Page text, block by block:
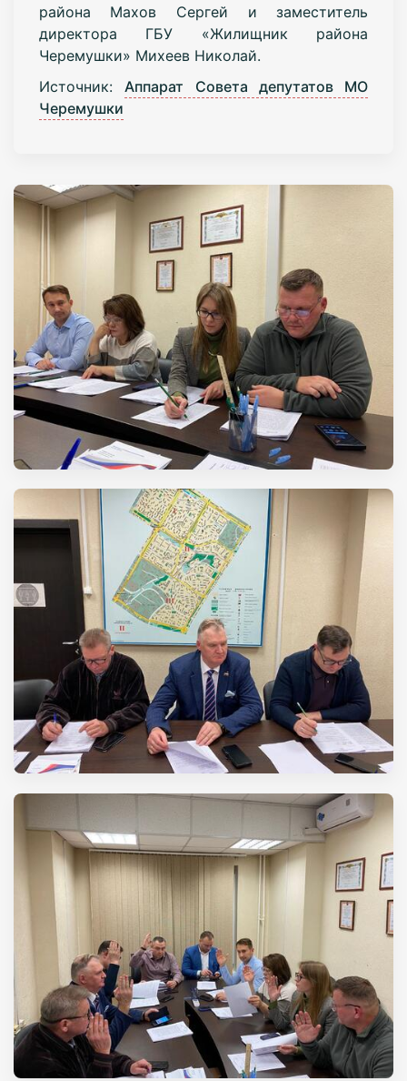
района Махов Сергей и заместитель
директора ГБУ «Жилищник района
Черемушки» Михеев Николай.
Источник: Аппарат Совета депутатов МО
Черемушки